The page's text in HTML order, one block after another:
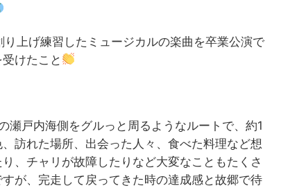
上げ練習したミュージカルの楽曲を卒業公演で
けたこと
瀬戸内海側をグルっと周るようなルートで、約1
訪れた場所、出会った人々、食べた料理など想
、チャリが故障したりなど大変なこともたくさ
が、完走して戻ってきた時の達成感と故郷で待